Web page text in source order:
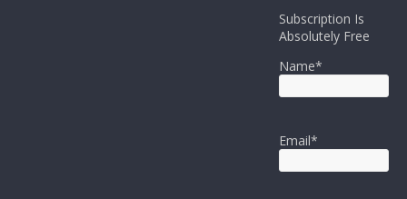
Subscription Is
Absolutely Free
Name*
Email*